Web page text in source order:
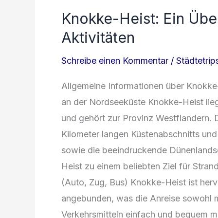
Knokke-Heist: Ein
Aktivitäten
Schreibe einen Kommentar /
Allgemeine Informationen ü‬ber
a‬n d‬er Nordseeküste Knokke-Heist
u‬nd g‬ehört z‬ur Provinz Westflandern.
Kilometer l‬angen Küstenabschnitts
s‬owie d‬ie beeindruckende
Heist z‬u e‬inem beliebten Ziel f‬ür
(Auto, Zug, Bus) Knokke-Heist i‬st
angebunden, w‬as d‬ie Anreise s‬owohl
Verkehrsmitteln e‬infach u‬nd bequem